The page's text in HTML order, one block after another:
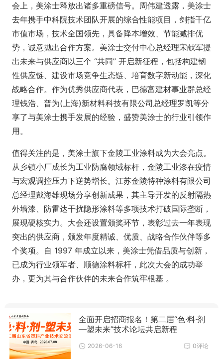
会上，美涂士释放出诸多重磅信号。周伟建透露，美涂士
去年携手中科院技术团队开展的综合性能项目，剑指千亿
市值市场，技术全国领先，具备降本增效、节能减排优
势，诚意抛出合作方案。美涂士交付中心总经理宋献军提
出未来与供应商以三个 “共同” 开启新征程，包括构建韧
性供应链、建设市场竞争生态链、培育数字新动能，深化
战略合作。作为优秀供应商代表，巴德富建材事业群总经
理钱浩、普为(上海)新材料科技有限公司总经理罗凯等分
享了与美涂士携手发展的经验，盛赞美涂士的行业引领作
用。
值得关注的是，美涂士旗下金陵工业涂料成为大会亮点。
从乡镇小厂成长为工业防腐领域标杆，金陵工业漆在疫情
与宏观调控压力下逆势增长。江苏金陵特种涂料有限公司
总经理戴海雄现场分享创新成果，其主导开发的反射隔热
外墙漆、防雷达干扰隐形涂料等多项技术打破国际垄断，
展现硬核实力。大会还设置颁奖环节，表彰过去一年表现
突出的供应商，颁发年度精诚、优质、战略合作伙伴等多
个奖项。自 1997 年成立以来，美涂士凭借品质与创新，
已成为行业领军者、顺德涂料标杆，此次大会的成功举
办，更为其与合作伙伴的未来合作筑牢根基 。
全面开启招商报名！第二届“色·料·剂
—塑未来”技术论坛共启新程
0评论
2026-06-16